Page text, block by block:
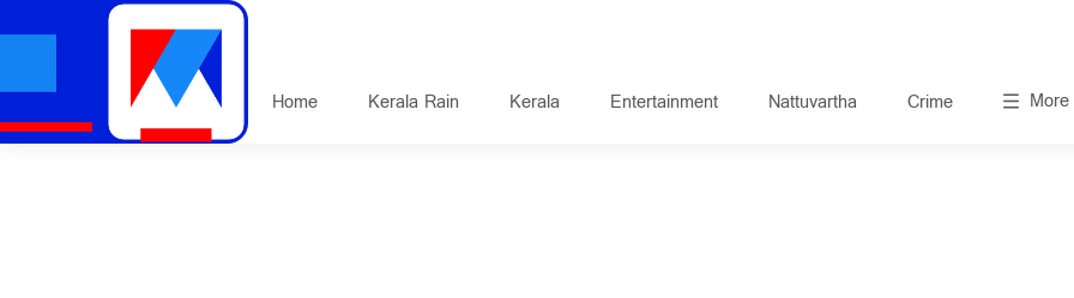
Home Kerala Rain Kerala Entertainment Nattuvartha Crime More